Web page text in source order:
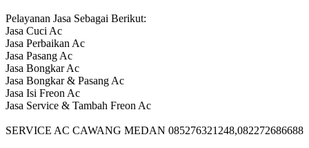
Pelayanan Jasa Sebagai Berikut:
Jasa Cuci Ac
Jasa Perbaikan Ac
Jasa Pasang Ac
Jasa Bongkar Ac
Jasa Bongkar & Pasang Ac
Jasa Isi Freon Ac
Jasa Service & Tambah Freon Ac
SERVICE AC CAWANG MEDAN 085276321248,082272686688